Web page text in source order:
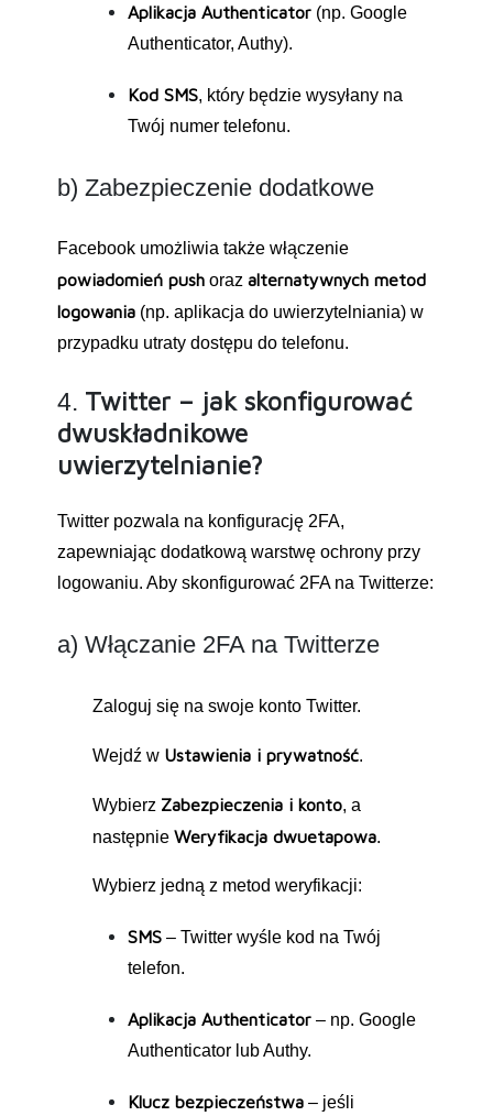
Aplikacja Authenticator (np. Google
Authenticator, Authy).
Kod SMS, który będzie wysyłany na
Twój numer telefonu.
b) Zabezpieczenie dodatkowe
Facebook umożliwia także włączenie
powiadomień push oraz alternatywnych metod
logowania (np. aplikacja do uwierzytelniania) w
przypadku utraty dostępu do telefonu.
4. Twitter – jak skonfigurować
dwuskładnikowe
uwierzytelnianie?
Twitter pozwala na konfigurację 2FA,
zapewniając dodatkową warstwę ochrony przy
logowaniu. Aby skonfigurować 2FA na Twitterze:
a) Włączanie 2FA na Twitterze
Zaloguj się na swoje konto Twitter.
Wejdź w Ustawienia i prywatność.
Wybierz Zabezpieczenia i konto, a
następnie Weryfikacja dwuetapowa.
Wybierz jedną z metod weryfikacji:
SMS – Twitter wyśle kod na Twój
telefon.
Aplikacja Authenticator – np. Google
Authenticator lub Authy.
Klucz bezpieczeństwa – jeśli